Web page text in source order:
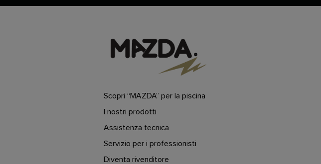
Scopri “MAZDA” per la piscina
I nostri prodotti
Assistenza tecnica
Servizio per i professionisti
Diventa rivenditore